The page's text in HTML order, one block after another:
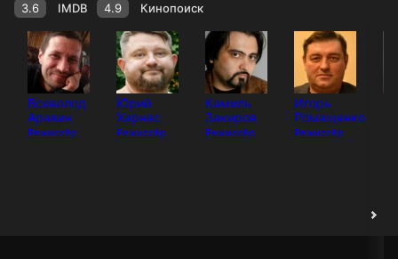
3.6 IMDB 4.9 Кинопоиск
Всеволод
Аравин
Режиссёр
Юрий
Харнас
Режиссёр
Камиль
Закиров
Режиссёр
Игорь
Ромащенко
Режиссёр